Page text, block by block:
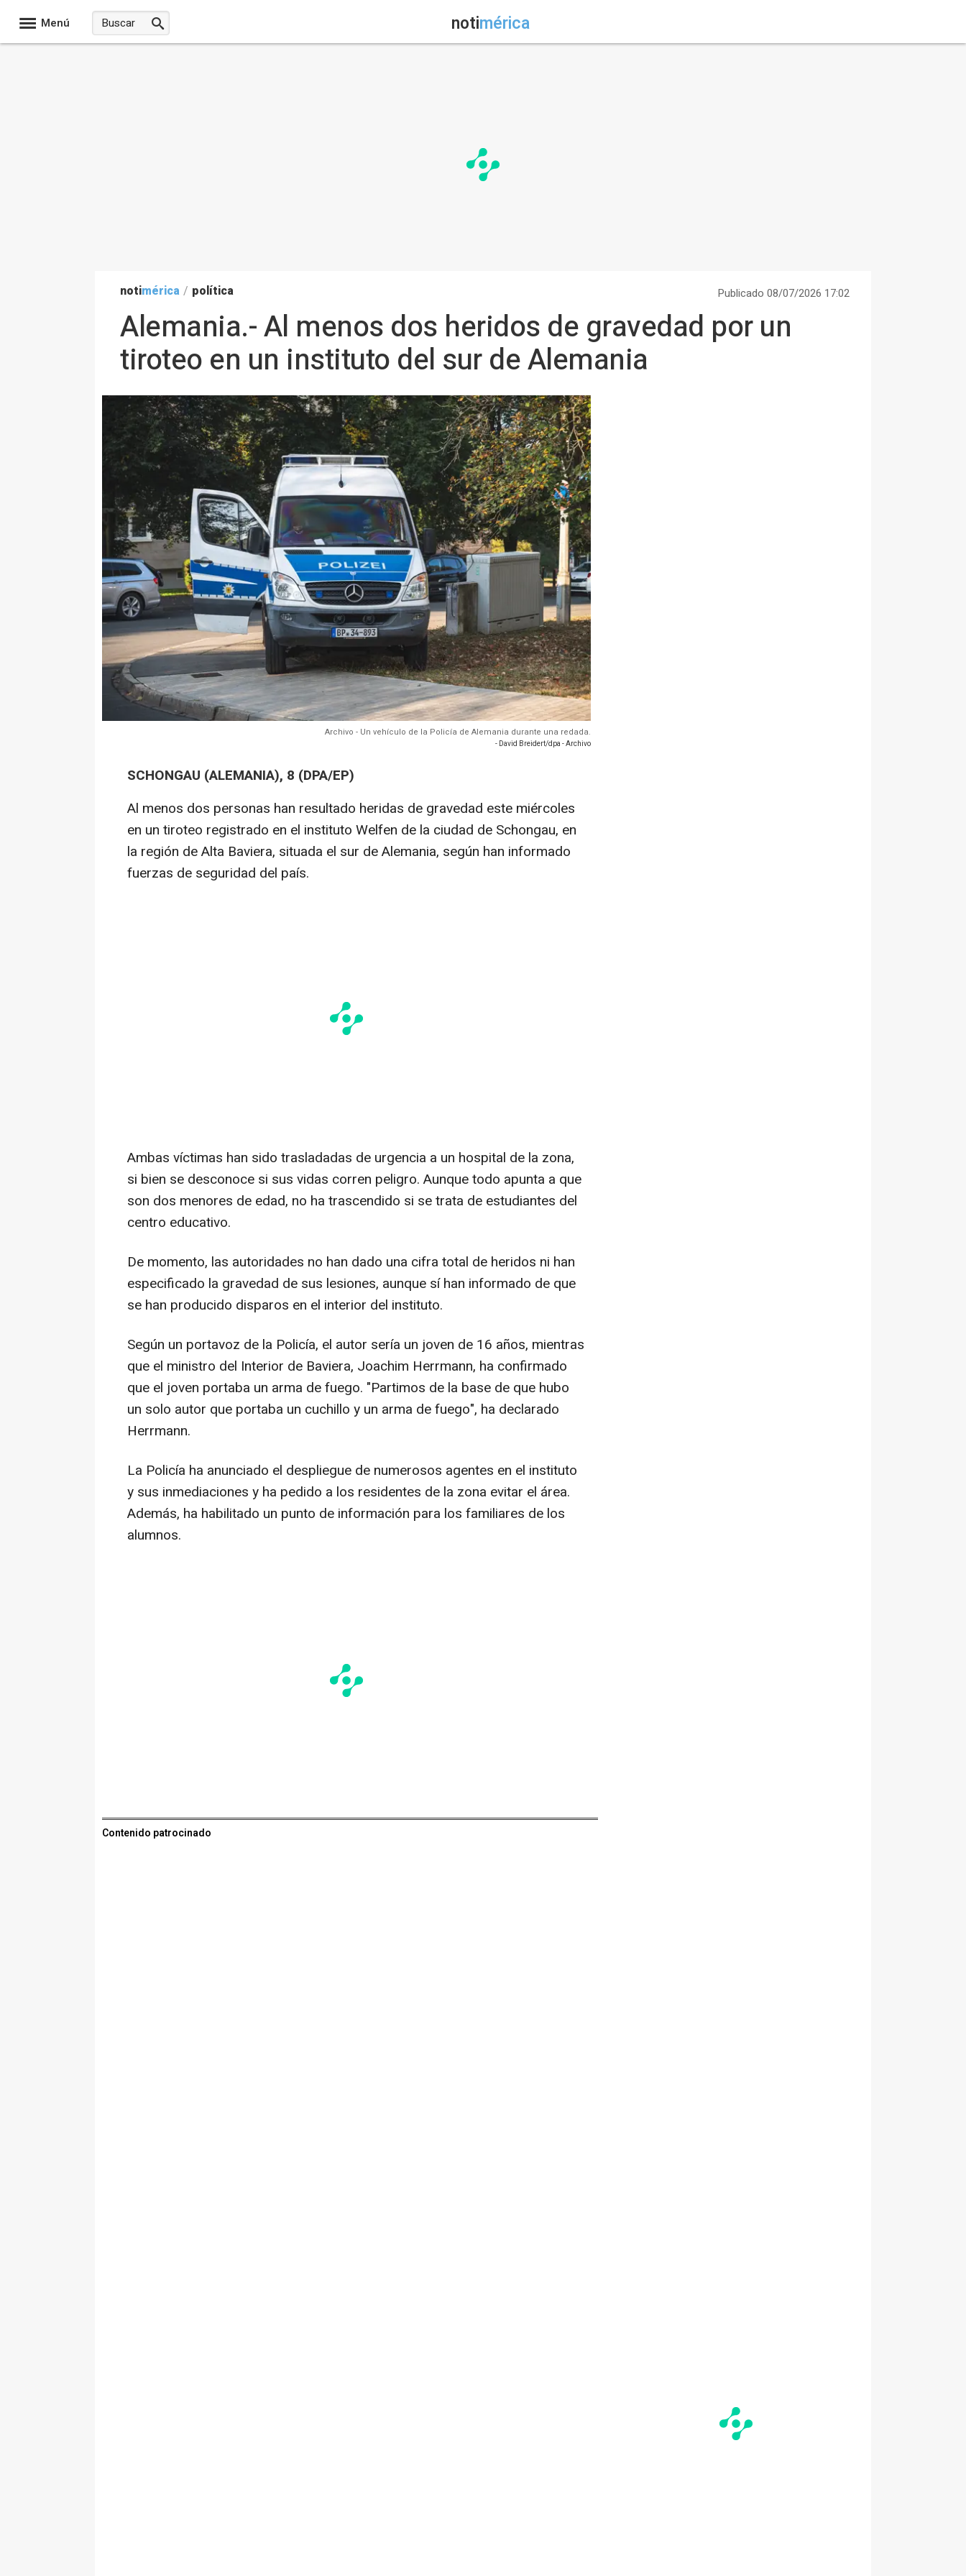
Menú notimérica
notimérica / política Publicado 08/07/2026 17:02
Alemania.- Al menos dos heridos de gravedad por un
tiroteo en un instituto del sur de Alemania
Archivo - Un vehículo de la Policía de Alemania durante una redada.
- David Breidert/dpa - Archivo
SCHONGAU (ALEMANIA), 8 (DPA/EP)
Al menos dos personas han resultado heridas de gravedad este miércoles
en un tiroteo registrado en el instituto Welfen de la ciudad de Schongau, en
la región de Alta Baviera, situada el sur de Alemania, según han informado
fuerzas de seguridad del país.
Ambas víctimas han sido trasladadas de urgencia a un hospital de la zona,
si bien se desconoce si sus vidas corren peligro. Aunque todo apunta a que
son dos menores de edad, no ha trascendido si se trata de estudiantes del
centro educativo.
De momento, las autoridades no han dado una cifra total de heridos ni han
especificado la gravedad de sus lesiones, aunque sí han informado de que
se han producido disparos en el interior del instituto.
Según un portavoz de la Policía, el autor sería un joven de 16 años, mientras
que el ministro del Interior de Baviera, Joachim Herrmann, ha confirmado
que el joven portaba un arma de fuego. "Partimos de la base de que hubo
un solo autor que portaba un cuchillo y un arma de fuego", ha declarado
Herrmann.
La Policía ha anunciado el despliegue de numerosos agentes en el instituto
y sus inmediaciones y ha pedido a los residentes de la zona evitar el área.
Además, ha habilitado un punto de información para los familiares de los
alumnos.
Contenido patrocinado